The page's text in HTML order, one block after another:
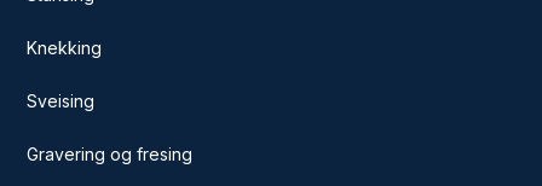
Knekking
Sveising
Gravering og fresing